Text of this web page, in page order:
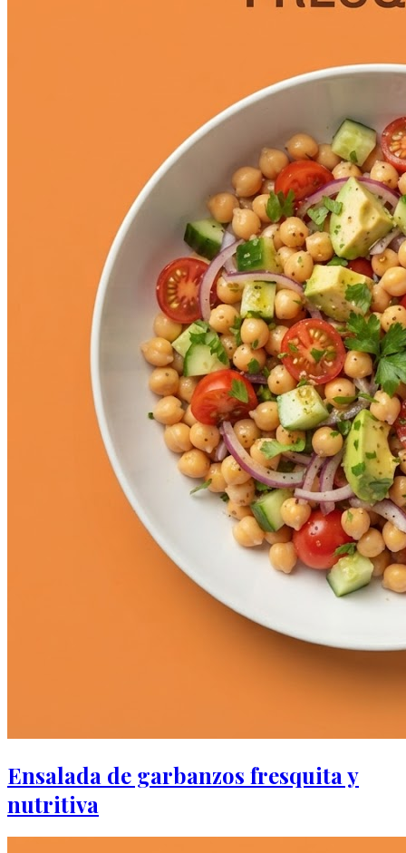
Ensalada de garbanzos fresquita y
nutritiva